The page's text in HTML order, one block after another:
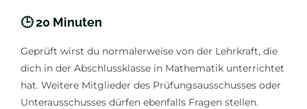
🕒 20 Minuten
Geprüft wirst du normalerweise von der Lehrkraft, die
dich in der Abschlussklasse in Mathematik unterrichtet
hat. Weitere Mitglieder des Prüfungsausschusses oder
Unterausschusses dürfen ebenfalls Fragen stellen.